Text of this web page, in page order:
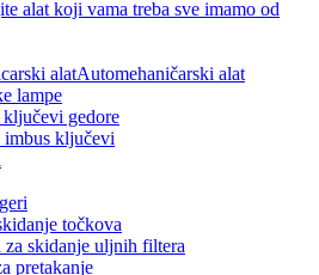
Automehaničarski alat
lampe
ključevi gedore
ključevi
točkova
skidanje uljnih filtera
pretakanje